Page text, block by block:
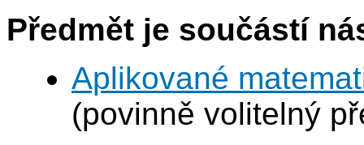
Předmět je součástí
Aplikované
(povinně volitelný